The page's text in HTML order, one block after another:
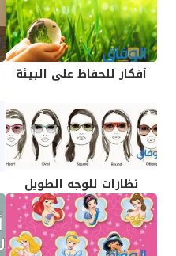
أفكار للحفاظ على البيئة
نظارات للوجه الطويل